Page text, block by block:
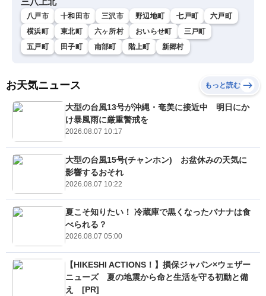
八戸市 十和田市 三沢市 野辺地町 七戸町
六戸町
横浜町
東北町 六ヶ所村 おいらせ町
三戸町
五戸町
田子町 南部町 階上町 新郷村
お天気ニュース もっと読む
大型の台風13号が沖縄・奄美に接近中 明日にか
け暴風雨に厳重警戒を
2026.08.07 10:17
大型の台風15号(チャンホン) お盆休みの天気に
影響するおそれ
2026.08.07 10:22
夏こそ知りたい！ 冷蔵庫で黒くなったバナナは食
べられる？
2026.08.07 05:00
【HIKESHI ACTIONS！】損保ジャパン×ウェザー
ニューズ 夏の地震から命と生活を守る初動と備
え [PR]